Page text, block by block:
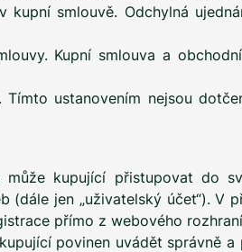
smlouvě. Odchylná
Kupní smlouva a
ustanovením nejsou
kupující přistupovat do
jen „uživatelský účet“). V
přímo z webového
povinen uvádět správně a